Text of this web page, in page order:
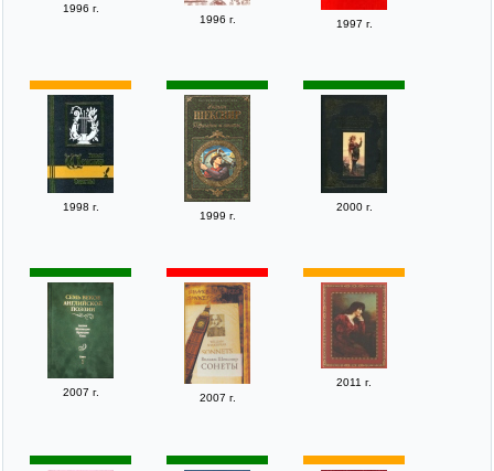
1996 г.
1996 г.
1997 г.
1998 г.
1999 г.
2000 г.
2007 г. 2007 г.
2011 г.